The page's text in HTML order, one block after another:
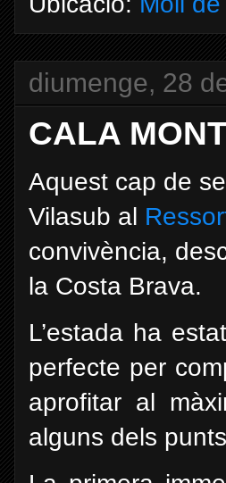
diumenge, 28
CALA
Aquest cap de
Vilasub al
convivència,
la Costa Brava.
L’estada ha
perfecte per
aprofitar al
alguns dels